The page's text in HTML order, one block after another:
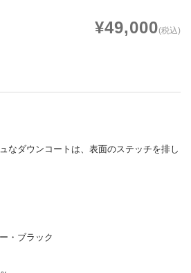
¥49,000(税込)
なダウンコートは、表面のステッチを排し
・ブラック